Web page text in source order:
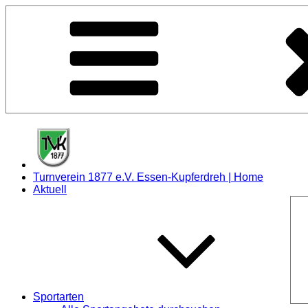
Turnverein 1877 e.V. Essen-Kupferdreh | Home
Aktuell
Sportarten